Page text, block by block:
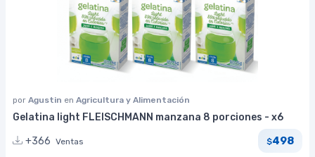
por Agustin en Agricultura y Alimentación
Gelatina light FLEISCHMANN manzana 8 porciones - x6
+366 Ventas $498